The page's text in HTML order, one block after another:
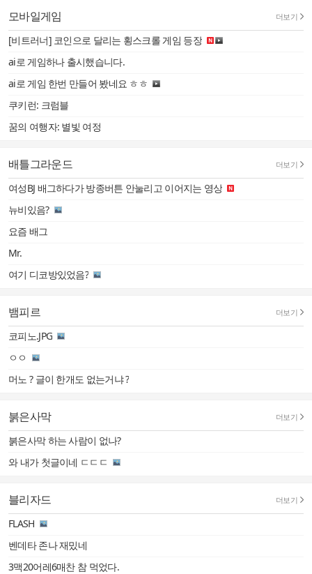
모바일게임 더보기
[비트러너] 코인으로 달리는 횡스크롤 게임 등장
ai로 게임하나 출시했습니다.
ai로 게임 한번 만들어 봤네요 ㅎㅎ
쿠키런: 크럼블
꿈의 여행자: 별빛 여정
배틀그라운드 더보기
여성BJ 배그하다가 방종버튼 안눌리고 이어지는 영상
뉴비있음?
요즘 배그
Mr.
여기 디코방있었음?
뱀피르 더보기
코피노.JPG
ㅇㅇ
머노 ? 글이 한개도 없는거냐 ?
붉은사막 더보기
붉은사막 하는 사람이 없나?
와 내가 첫글이네 ㄷㄷㄷ
블리자드 더보기
FLASH
벤데타 존나 재밌네
3맥20어레6매찬 참 먹었다.